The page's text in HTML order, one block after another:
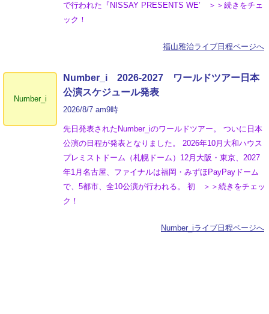
で行われた『NISSAY PRESENTS WE’ ＞＞続きをチェ
ック！
福山雅治ライブ日程ページへ
Number_i
Number_i 2026‐2027 ワールドツアー日本
公演スケジュール発表
2026/8/7 am9時
先日発表されたNumber_iのワールドツアー。 ついに日本
公演の日程が発表となりました。 2026年10月大和ハウス
プレミストドーム（札幌ドーム）12月大阪・東京、2027
年1月名古屋、ファイナルは福岡・みずほPayPayドーム
で、5都市、全10公演が行われる。 初 ＞＞続きをチェッ
ク！
Number_iライブ日程ページへ